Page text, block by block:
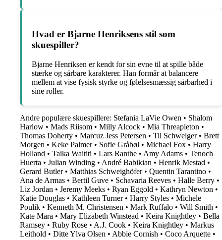
Hvad er Bjarne Henriksens stil som
skuespiller?
Bjarne Henriksen er kendt for sin evne til at spille både
stærke og sårbare karakterer. Han formår at balancere
mellem at vise fysisk styrke og følelsesmæssig sårbarhed i
sine roller.
Andre populære skuespillere: Stefania LaVie Owen • Shalom
Harlow • Mads Riisom • Milly Alcock • Mia Threapleton •
Thomas Doherty • Marcuz Jess Petersen • Til Schweiger• Brett
Morgen • Keke Palmer• Sofie Gråbøl • Michael Fox • Harry
Holland • Taika Waititi • Lars Ranthe • Amy Adams • Tenoch
Huerta • Julian Winding • André Babikian • Henrik Mestad •
Gerard Butler• Matthias Schweighöfer• Quentin Tarantino •
Ana de Armas • Bertil Guve • Schavaria Reeves • Halle Berry •
Liz Jordan • Jeremy Meeks • Ryan Eggold • Kathryn Newton •
Katie Douglas • Kathleen Turner• Harry Styles • Michele
Poulik • Kenneth M. Christensen • Mark Ruffalo • Will Smith •
Kate Mara • Mary Elizabeth Winstead • Keira Knightley • Bella
Ramsey • Ruby Rose • A.J. Cook • Keira Knightley • Markus
Leithold • Ditte Ylva Olsen • Abbie Cornish • Coco Arquette •